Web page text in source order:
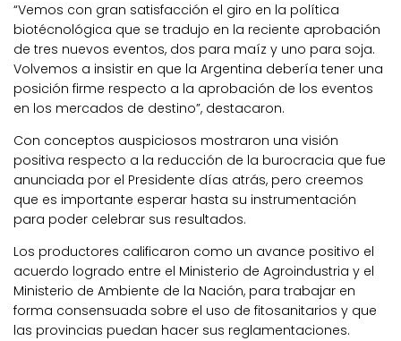
“Vemos con gran satisfacción el giro en la política
biotécnológica que se tradujo en la reciente aprobación
de tres nuevos eventos, dos para maíz y uno para soja.
Volvemos a insistir en que la Argentina debería tener una
posición firme respecto a la aprobación de los eventos
en los mercados de destino”, destacaron.
Con conceptos auspiciosos mostraron una visión
positiva respecto a la reducción de la burocracia que fue
anunciada por el Presidente días atrás, pero creemos
que es importante esperar hasta su instrumentación
para poder celebrar sus resultados.
Los productores calificaron como un avance positivo el
acuerdo logrado entre el Ministerio de Agroindustria y el
Ministerio de Ambiente de la Nación, para trabajar en
forma consensuada sobre el uso de fitosanitarios y que
las provincias puedan hacer sus reglamentaciones.